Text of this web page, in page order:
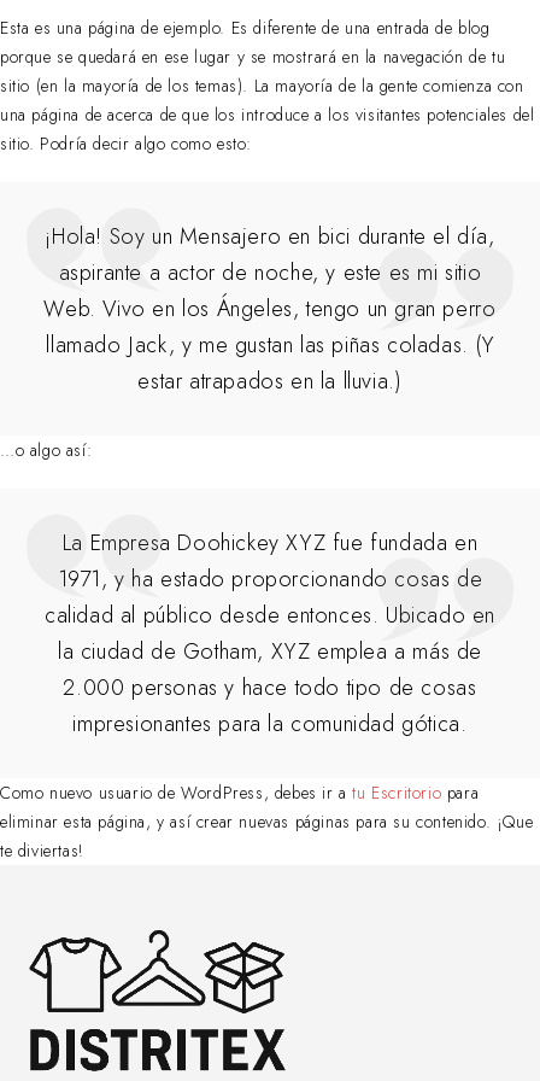
Esta es una página de ejemplo. Es diferente de una entrada de blog
porque se quedará en ese lugar y se mostrará en la navegación de tu
sitio (en la mayoría de los temas). La mayoría de la gente comienza con
una página de acerca de que los introduce a los visitantes potenciales del
sitio. Podría decir algo como esto:
¡Hola! Soy un Mensajero en bici durante el día,
aspirante a actor de noche, y este es mi sitio
Web. Vivo en los Ángeles, tengo un gran perro
llamado Jack, y me gustan las piñas coladas. (Y
estar atrapados en la lluvia.)
…o algo así:
La Empresa Doohickey XYZ fue fundada en
1971, y ha estado proporcionando cosas de
calidad al público desde entonces. Ubicado en
la ciudad de Gotham, XYZ emplea a más de
2.000 personas y hace todo tipo de cosas
impresionantes para la comunidad gótica.
Como nuevo usuario de WordPress, debes ir atu Escritorio para
eliminar esta página, y así crear nuevas páginas para su contenido. ¡Que
te diviertas!